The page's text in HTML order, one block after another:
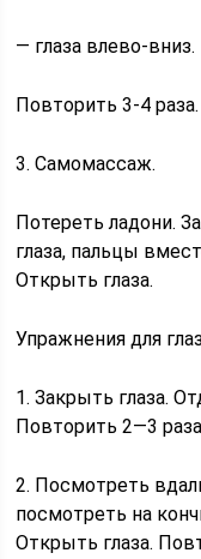
— глаза влево-вниз.
Повторить 3-4
3. Самомассаж.
Потереть ладони.
глаза, пальцы
Открыть глаза.
Упражнения для
1. Закрыть глаза.
Повторить 2—3
2. Посмотреть
посмотреть на
Открыть глаза.